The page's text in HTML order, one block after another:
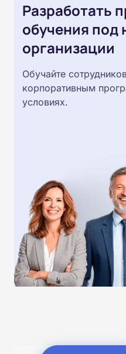
Разработать
обучения под
организации
Обучайте
корпоративным
условиях.